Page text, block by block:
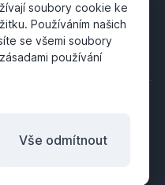
soubory cookie ke
Používáním našich
se všemi soubory
používání
Vše odmítnout